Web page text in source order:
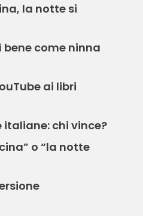
la notte si
come ninna
ai libri
italiane: chi vince?
o “la notte